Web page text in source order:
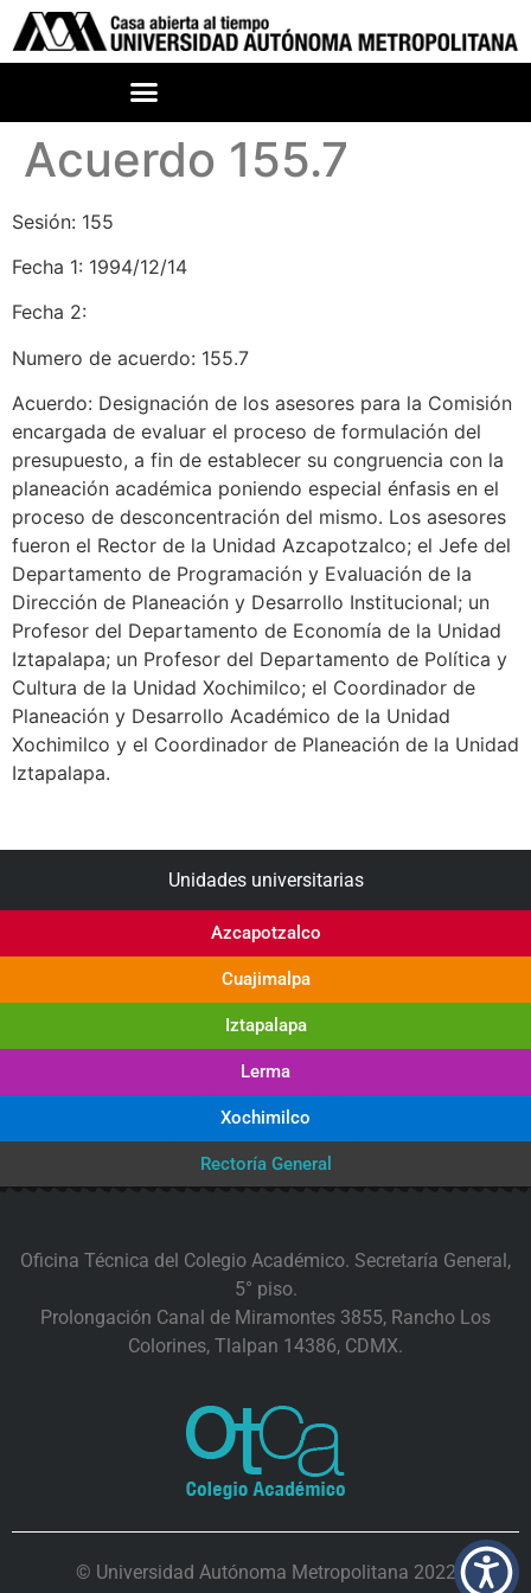
Acuerdo 155.7
Sesión: 155
Fecha 1: 1994/12/14
Fecha 2:
Numero de acuerdo: 155.7
Acuerdo: Designación de los asesores para la Comisión
encargada de evaluar el proceso de formulación del
presupuesto, a fin de establecer su congruencia con la
planeación académica poniendo especial énfasis en el
proceso de desconcentración del mismo. Los asesores
fueron el Rector de la Unidad Azcapotzalco; el Jefe del
Departamento de Programación y Evaluación de la
Dirección de Planeación y Desarrollo Institucional; un
Profesor del Departamento de Economía de la Unidad
Iztapalapa; un Profesor del Departamento de Política y
Cultura de la Unidad Xochimilco; el Coordinador de
Planeación y Desarrollo Académico de la Unidad
Xochimilco y el Coordinador de Planeación de la Unidad
Iztapalapa.
Unidades universitarias
Azcapotzalco
Cuajimalpa
Iztapalapa
Lerma
Xochimilco
Rectoría General
Oficina Técnica del Colegio Académico. Secretaría General,
5° piso.
Prolongación Canal de Miramontes 3855, Rancho Los
Colorines, Tlalpan 14386, CDMX.
© Universidad Autónoma Metropolitana 2022